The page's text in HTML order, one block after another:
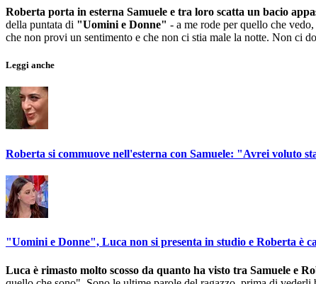
Roberta porta in esterna Samuele e tra loro scatta un bacio
della puntata di "Uomini e Donne" - a me rode per quello che
che non provi un sentimento e che non ci stia male la notte. Non ci
Leggi anche
Roberta si commuove nell'esterna con Samuele: "Avrei voluto
"Uomini e Donne", Luca non si presenta in studio e Roberta è
Luca è rimasto molto scosso da quanto ha visto tra Samuele e